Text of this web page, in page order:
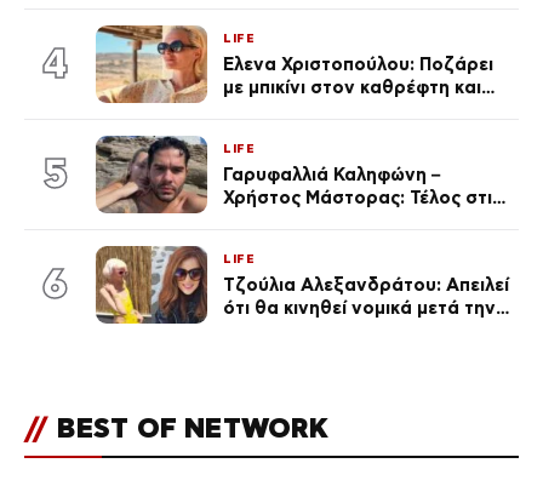
4
LIFE
Έλενα Χριστοπούλου: Ποζάρει
με μπικίνι στον καθρέφτη και
καθεμία…» (Βίντεο)
5
LIFE
Γαρυφαλλιά Καληφώνη –
Χρήστος Μάστορας: Τέλος στις
6
LIFE
Τζούλια Αλεξανδράτου: Απειλεί
ότι θα κινηθεί νομικά μετά την
// BEST OF NETWORK